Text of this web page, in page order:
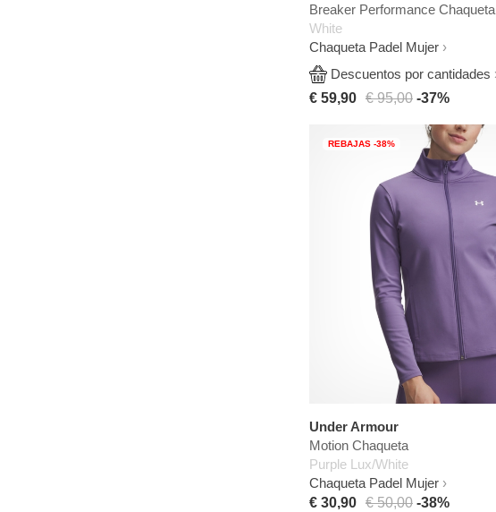
Breaker Performance Chaqueta
White
Chaqueta Padel Mujer
Descuentos por cantidades
€ 59,90 € 95,00 -37%
REBAJAS -38%
Under Armour
Motion Chaqueta
Purple Lux/White
Chaqueta Padel Mujer
€ 30,90 € 50,00 -38%